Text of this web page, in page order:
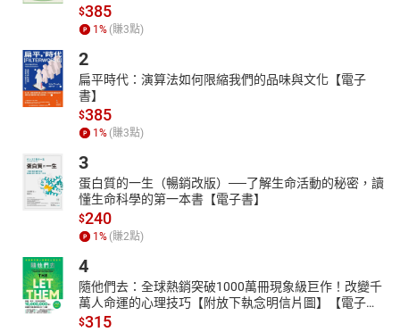
$385
1% (賺3點)
2
扁平時代：演算法如何限縮我們的品味與文化【電子
書】
$385
1% (賺3點)
3
蛋白質的一生（暢銷改版）──了解生命活動的秘密，讀
懂生命科學的第一本書【電子書】
$240
1% (賺2點)
4
隨他們去：全球熱銷突破1000萬冊現象級巨作！改變千
萬人命運的心理技巧【附放下執念明信片圖】【電子
書】
$315